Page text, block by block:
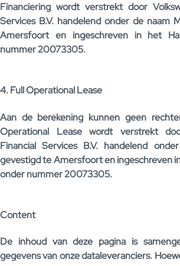
Financiering wordt verstrekt door
Services B.V. handelend onder de naam
Amersfoort en ingeschreven in het
nummer 20073305.
4. Full Operational Lease
Aan de berekening kunnen geen
Operational Lease wordt verstrekt
Financial Services B.V. handelend
gevestigd te Amersfoort en ingeschreven
onder nummer 20073305.
Content
De inhoud van deze pagina is
gegevens van onze dataleveranciers.